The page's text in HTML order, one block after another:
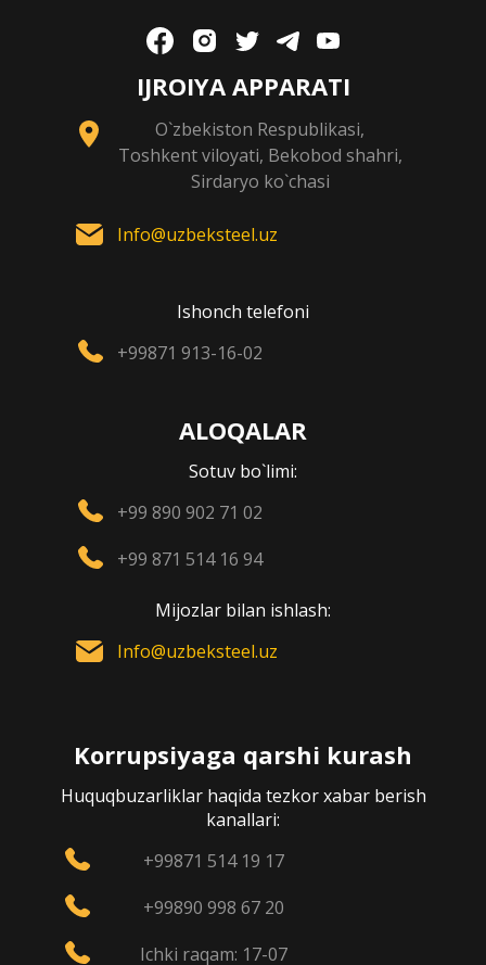
IJROIYA APPARATI
O`zbekiston Respublikasi,
Toshkent viloyati, Bekobod shahri,
Sirdaryo ko`chasi
Info@uzbeksteel.uz
Ishonch telefoni
+99871 913-16-02
ALOQALAR
Sotuv bo`limi:
+99 890 902 71 02
+99 871 514 16 94
Mijozlar bilan ishlash:
Info@uzbeksteel.uz
Korrupsiyaga qarshi kurash
Huquqbuzarliklar haqida tezkor xabar berish
kanallari:
+99871 514 19 17
+99890 998 67 20
Ichki raqam: 17-07